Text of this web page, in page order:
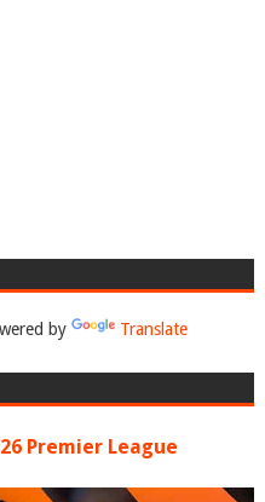
by Translate
Premier League